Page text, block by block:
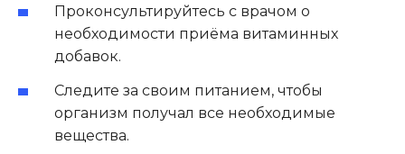
Проконсультируйтесь с врачом о
необходимости приёма витаминных
добавок.
Следите за своим питанием, чтобы
организм получал все необходимые
вещества.